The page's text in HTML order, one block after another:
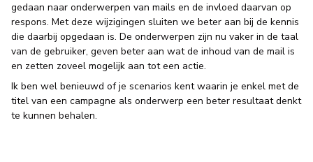
gedaan naar onderwerpen van mails en de invloed daarvan op
respons. Met deze wijzigingen sluiten we beter aan bij de kennis
die daarbij opgedaan is. De onderwerpen zijn nu vaker in de taal
van de gebruiker, geven beter aan wat de inhoud van de mail is
en zetten zoveel mogelijk aan tot een actie.
Ik ben wel benieuwd of je scenarios kent waarin je enkel met de
titel van een campagne als onderwerp een beter resultaat denkt
te kunnen behalen.